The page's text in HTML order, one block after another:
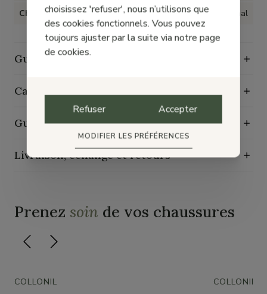
Chaussant Normal
Guide des tailles
Caractéristiques de durabilité
Guide d'entretien
Livraison, échange et retours
Prenez soin de vos chaussures
COLLONIL COLLONIL
choisissez 'refuser', nous n’utilisons que
des cookies fonctionnels. Vous pouvez
toujours ajuster par la suite via notre page
de cookies.
Refuser Accepter
MODIFIER LES PRÉFÉRENCES